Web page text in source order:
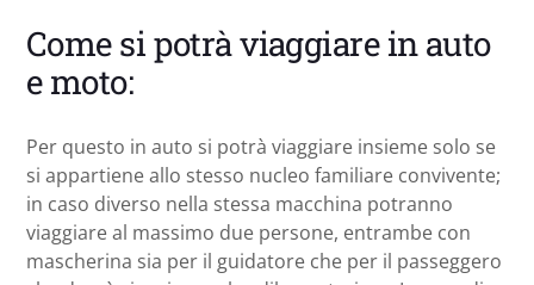
Come si potrà viaggiare in auto
e moto:
Per questo in auto si potrà viaggiare insieme solo se
si appartiene allo stesso nucleo familiare convivente;
in caso diverso nella stessa macchina potranno
viaggiare al massimo due persone, entrambe con
mascherina sia per il guidatore che per il passeggero